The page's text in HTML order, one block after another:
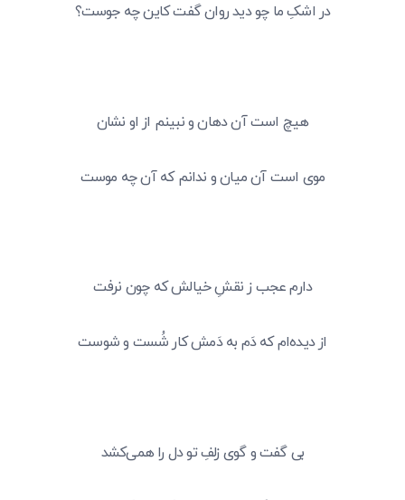
در اشکِ ما چو دید روان گفت کاین چه جوست؟
هیچ است آن دهان و نبینم از او نشان
موی است آن میان و ندانم که آن چه موست
دارم عجب ز نقشِ خیالش که چون نرفت
از دیده‌ام که دَم به دَمش کار شُست و شوست
بی گفت و گوی زلفِ تو دل را همی‌کشد